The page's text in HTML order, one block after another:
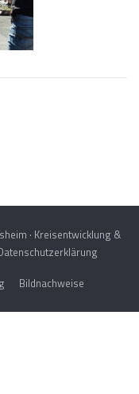
· Kreisentwicklung &
Bildnachweise